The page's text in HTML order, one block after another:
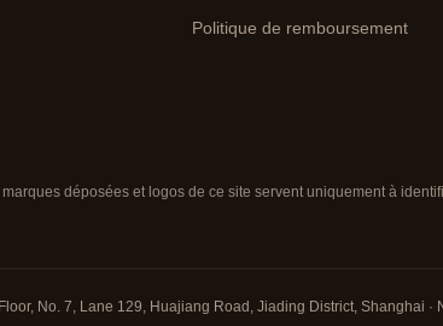
Politique de remboursement
déposées et logos de ce site servent uniquement à
No. 7, Lane 129, Huajiang Road, Jiading District, Shanghai ·